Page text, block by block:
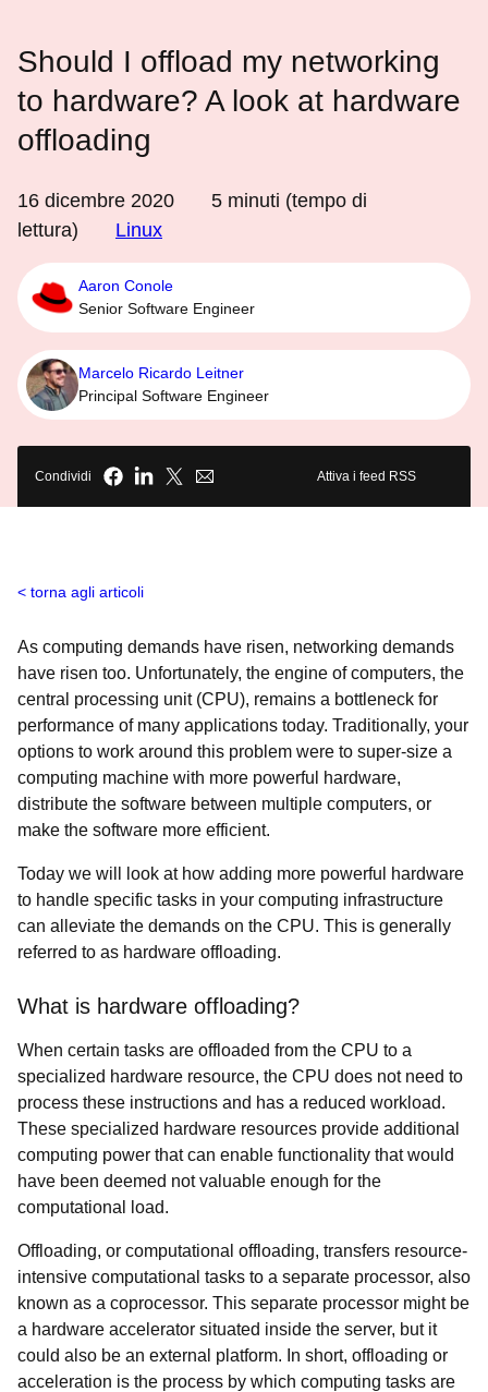
Should I offload my networking
to hardware? A look at hardware
offloading
16 dicembre 2020 5 minuti (tempo di
lettura)
Linux
Aaron Conole
Senior Software Engineer
Marcelo Ricardo Leitner
Principal Software Engineer
Condividi Attiva i feed RSS
torna agli articoli
As computing demands have risen, networking demands
have risen too. Unfortunately, the engine of computers, the
central processing unit (CPU), remains a bottleneck for
performance of many applications today. Traditionally, your
options to work around this problem were to super-size a
computing machine with more powerful hardware,
distribute the software between multiple computers, or
make the software more efficient.
Today we will look at how adding more powerful hardware
to handle specific tasks in your computing infrastructure
can alleviate the demands on the CPU. This is generally
referred to as hardware offloading.
What is hardware offloading?
When certain tasks are offloaded from the CPU to a
specialized hardware resource, the CPU does not need to
process these instructions and has a reduced workload.
These specialized hardware resources provide additional
computing power that can enable functionality that would
have been deemed not valuable enough for the
computational load.
Offloading, or computational offloading, transfers resource-
intensive computational tasks to a separate processor, also
known as a coprocessor. This separate processor might be
a hardware accelerator situated inside the server, but it
could also be an external platform. In short, offloading or
acceleration is the process by which computing tasks are